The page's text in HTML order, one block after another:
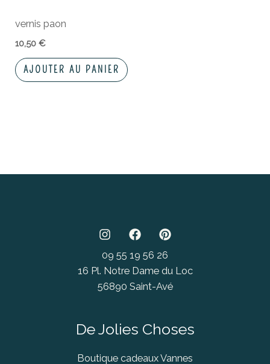
vernis paon
10,50€
AJOUTER AU PANIER
09 55 19 56 26
16 Pl. Notre Dame du Loc
56890 Saint-Avé
De Jolies Choses
Boutique cadeaux Vannes